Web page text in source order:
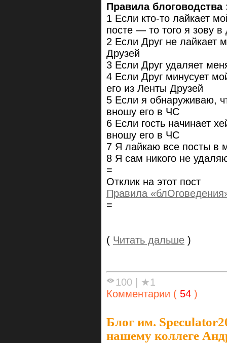
Правила блоговодства
1 Если кто-то лайкает
посте — то того я зову в
2 Если Друг не лайкает
Друзей
3 Если Друг удаляет
4 Если Друг минусует
его из Ленты Друзей
5 Если я обнаруживаю,
вношу его в ЧС
6 Если гость начинает
вношу его в ЧС
7 Я лайкаю все посты в
8 Я сам никого не
=
Отклик на этот пост
Правила
=
( Читать дальше )
100
★1
Комментарии ( 54 )
Блог им.
нашему коллеге